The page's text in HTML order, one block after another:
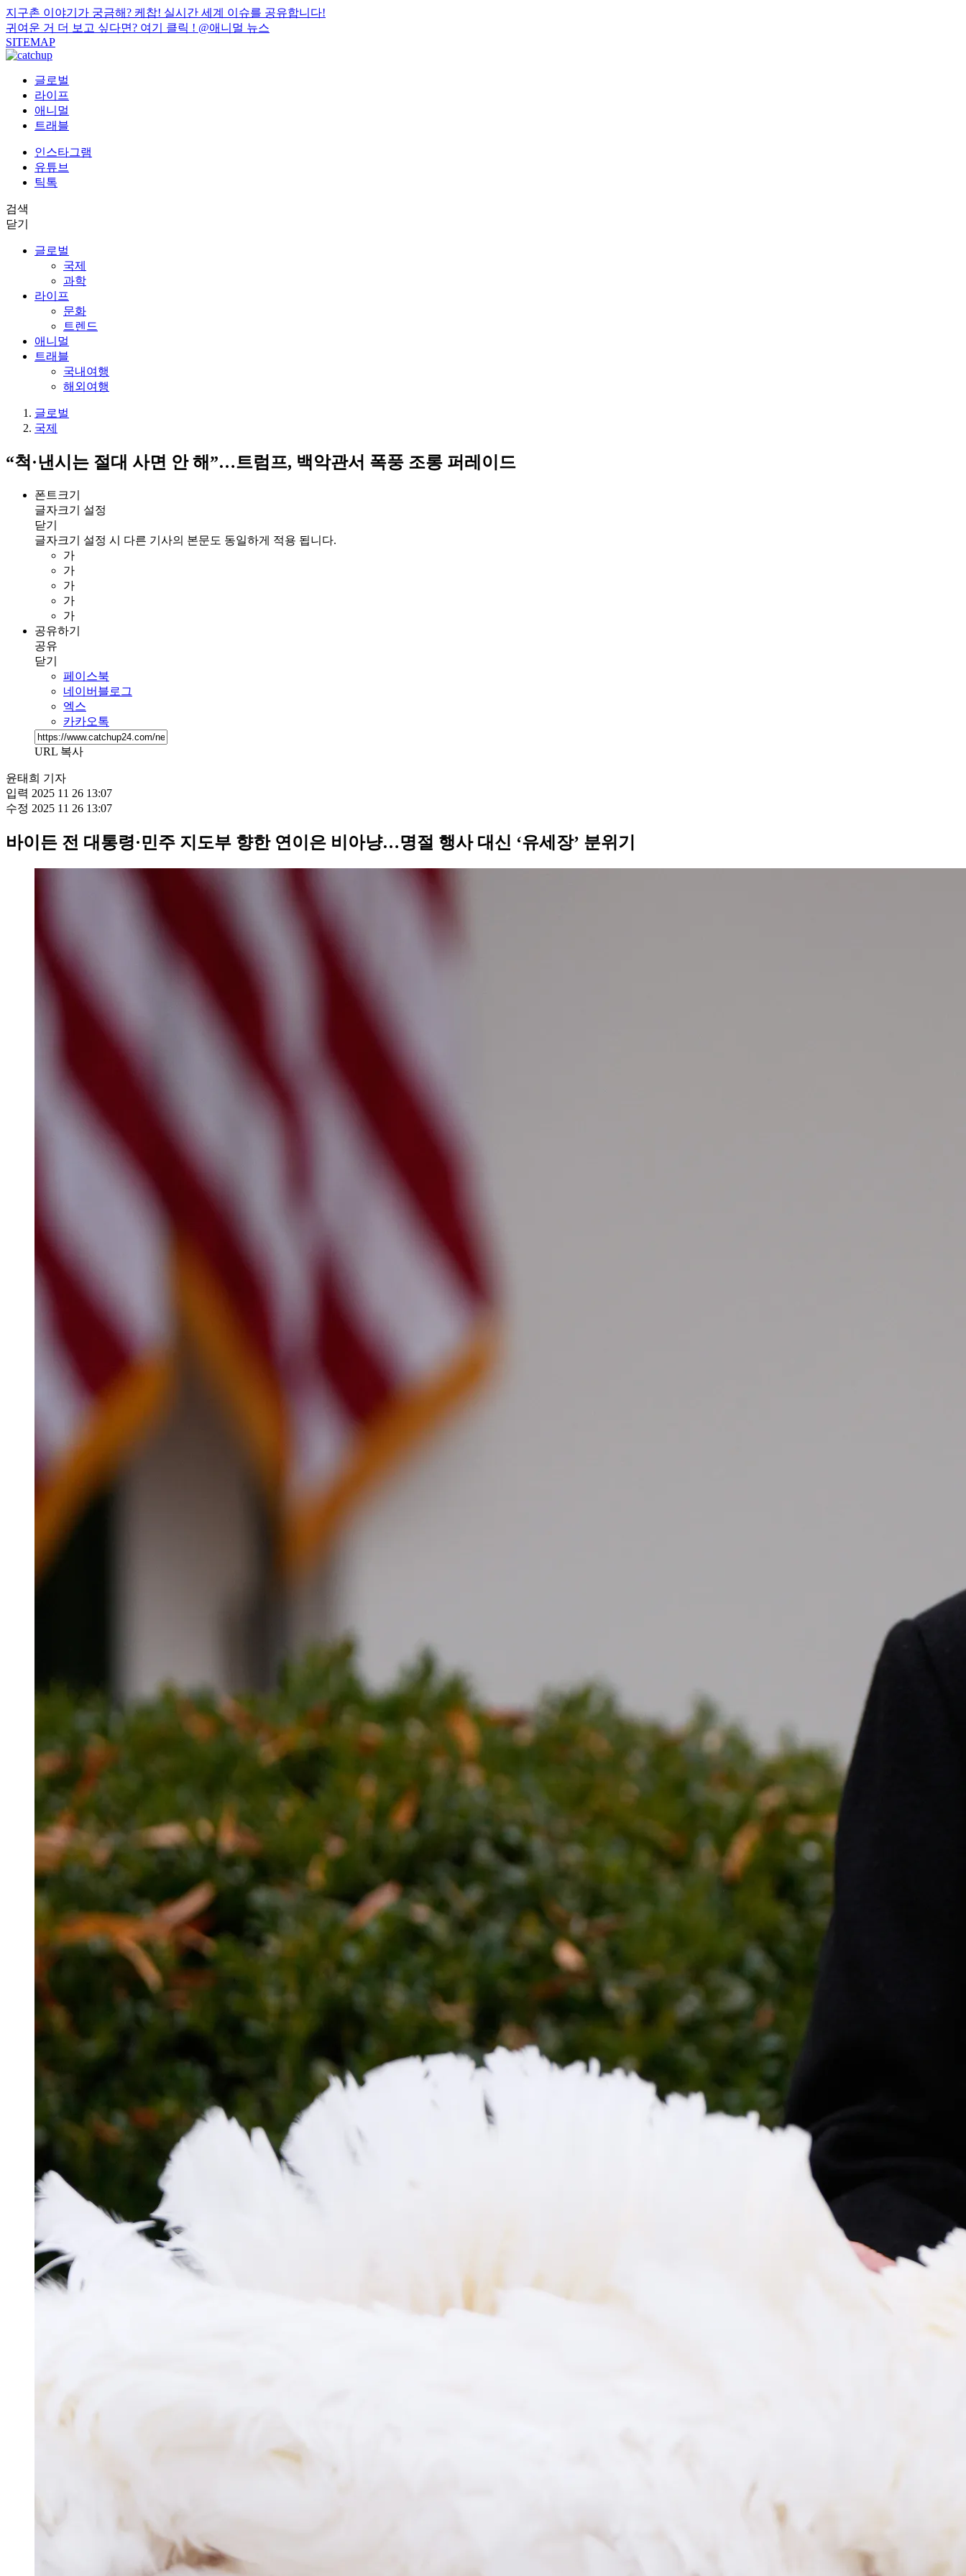
지구촌 이야기가 궁금해? 케찹! 실시간 세계 이슈를 공유합니다!
귀여운 거 더 보고 싶다면? 여기 클릭 ! @애니멀 뉴스
SITEMAP
글로벌
라이프
애니멀
트래블
인스타그램
유튜브
틱톡
검색
닫기
글로벌
국제
과학
라이프
문화
트렌드
애니멀
트래블
국내여행
해외여행
글로벌
국제
“척·낸시는 절대 사면 안 해”…트럼프, 백악관서 폭풍 조롱 퍼레이드
폰트크기
글자크기 설정
닫기
글자크기 설정 시 다른 기사의 본문도 동일하게 적용 됩니다.
가
가
가
가
가
공유하기
공유
닫기
페이스북
네이버블로그
엑스
카카오톡
URL 복사
윤태희 기자
입력 2025 11 26 13:07
수정 2025 11 26 13:07
바이든 전 대통령·민주 지도부 향한 연이은 비아냥…명절 행사 대신 ‘유세장’ 분위기